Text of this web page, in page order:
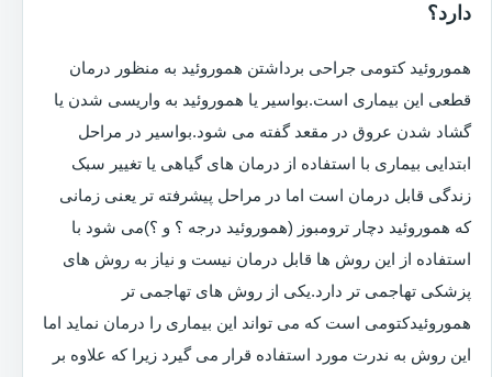
دارد؟
هموروئید کتومی جراحی برداشتن هموروئید به منظور درمان
قطعی این بیماری است.بواسیر یا هموروئید به واریسی شدن یا
گشاد شدن عروق در مقعد گفته می شود.بواسیر در مراحل
ابتدایی بیماری با استفاده از درمان های گیاهی یا تغییر سبک
زندگی قابل درمان است اما در مراحل پیشرفته تر یعنی زمانی
که هموروئید دچار ترومبوز (هموروئید درجه ؟ و ؟)می شود با
استفاده از این روش ها قابل درمان نیست و نیاز به روش های
پزشکی تهاجمی تر دارد.یکی از روش های تهاجمی تر
هموروئیدکتومی است که می تواند این بیماری را درمان نماید اما
این روش به ندرت مورد استفاده قرار می گیرد زیرا که علاوه بر